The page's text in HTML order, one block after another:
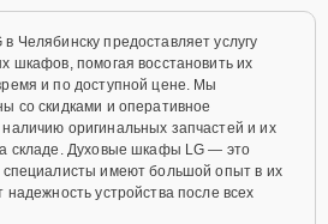
Челябинску предоставляет услугу
шкафов, помогая восстановить их
и по доступной цене. Мы
со скидками и оперативное
оригинальных запчастей и их
складе. Духовые шкафы LG — это
имеют большой опыт в их
надежность устройства после всех